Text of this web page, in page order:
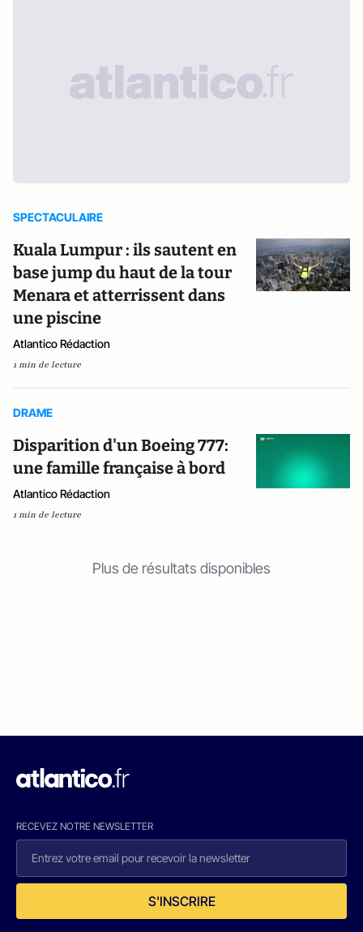
SPECTACULAIRE
Kuala Lumpur : ils sautent en
base jump du haut de la tour
Menara et atterrissent dans
une piscine
Atlantico Rédaction
1 min de lecture
DRAME
Disparition d'un Boeing 777:
une famille française à bord
Atlantico Rédaction
1 min de lecture
Plus de résultats disponibles
RECEVEZ NOTRE NEWSLETTER
S'INSCRIRE